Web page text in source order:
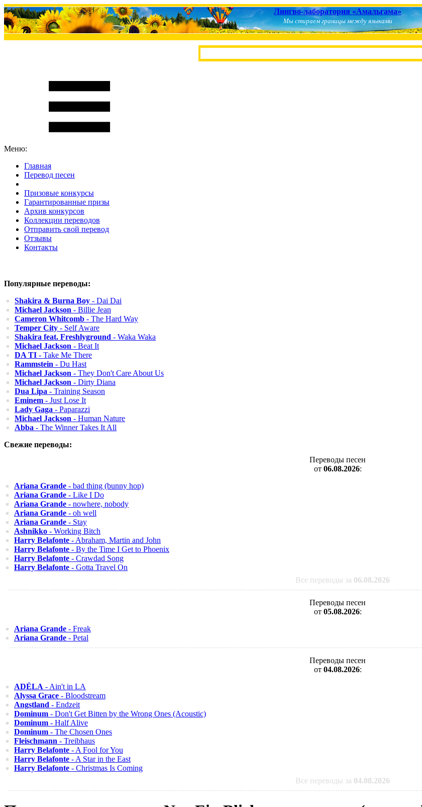
Лингво-лаборатория «Амальгама»
Мы стираем границы между языками
Меню:
Главная
Перевод песен
Призовые конкурсы
Гарантированные призы
Архив конкурсов
Коллекции переводов
Отправить свой перевод
Отзывы
Контакты
Популярные переводы:
Shakira & Burna Boy - Dai Dai
Michael Jackson - Billie Jean
Cameron Whitcomb - The Hard Way
Temper City - Self Aware
Shakira feat. Freshlyground - Waka Waka
Michael Jackson - Beat It
DA TI - Take Me There
Rammstein - Du Hast
Michael Jackson - They Don't Care About Us
Michael Jackson - Dirty Diana
Dua Lipa - Training Season
Eminem - Just Lose It
Lady Gaga - Paparazzi
Michael Jackson - Human Nature
Abba - The Winner Takes It All
Свежие переводы:
Переводы песен
от 06.08.2026:
Ariana Grande - bad thing (bunny hop)
Ariana Grande - Like I Do
Ariana Grande - nowhere, nobody
Ariana Grande - oh well
Ariana Grande - Stay
Ashnikko - Working Bitch
Harry Belafonte - Abraham, Martin and John
Harry Belafonte - By the Time I Get to Phoenix
Harry Belafonte - Crawdad Song
Harry Belafonte - Gotta Travel On
Все переводы за 06.08.2026
Переводы песен
от 05.08.2026:
Ariana Grande - Freak
Ariana Grande - Petal
Переводы песен
от 04.08.2026:
ADÉLA - Ain't in LA
Alyssa Grace - Bloodstream
Angstland - Endzeit
Dominum - Don't Get Bitten by the Wrong Ones (Acoustic)
Dominum - Half Alive
Dominum - The Chosen Ones
Fleischmann - Treibhaus
Harry Belafonte - A Fool for You
Harry Belafonte - A Star in the East
Harry Belafonte - Christmas Is Coming
Все переводы за 04.08.2026